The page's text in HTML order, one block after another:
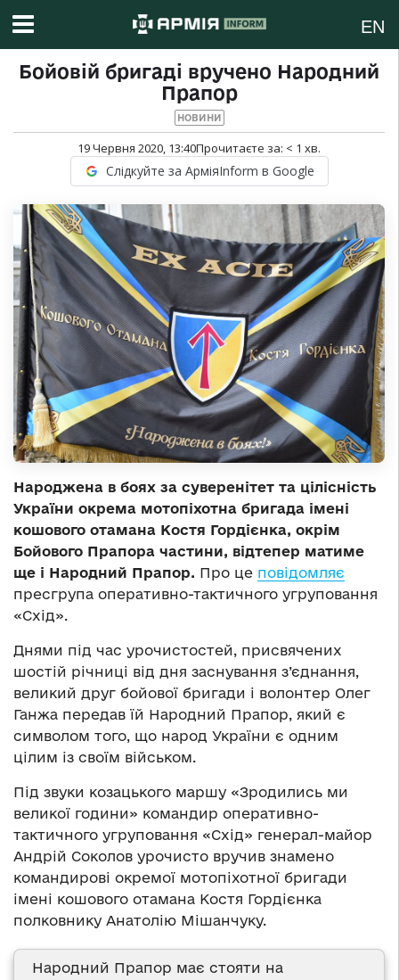
EN
Бойовій бригаді вручено Народний
Прапор
НОВИНИ
19 Червня 2020, 13:40Прочитаєте за: < 1 хв.
Слідкуйте за АрміяInform в Google
Народжена в боях за суверенітет та цілісність
України окрема мотопіхотна бригада імені
кошового отамана Костя Гордієнка, окрім
Бойового Прапора частини, відтепер матиме
ще і Народний Прапор. Про це повідомляє
пресгрупа оперативно-тактичного угруповання
«Схід».
Днями під час урочистостей, присвячених
шостій річниці від дня заснування з’єднання,
великий друг бойової бригади і волонтер Олег
Ганжа передав їй Народний Прапор, який є
символом того, що народ України є одним
цілим із своїм військом.
Під звуки козацького маршу «Зродились ми
великої години» командир оперативно-
тактичного угруповання «Схід» генерал-майор
Андрій Соколов урочисто вручив знамено
командирові окремої мотопіхотної бригади
імені кошового отамана Костя Гордієнка
полковнику Анатолію Мішанчуку.
Народний Прапор має стояти на